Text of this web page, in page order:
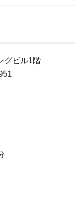
ビル1階